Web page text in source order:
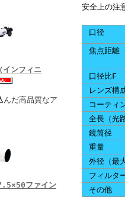
ンフィニ
んだ高品質なア
ファイン
安全上の注
口径
焦点距離
口径比F
レンズ構
コーティ
全長（光
鏡筒径
重量
外径（最大
フィルタ
その他